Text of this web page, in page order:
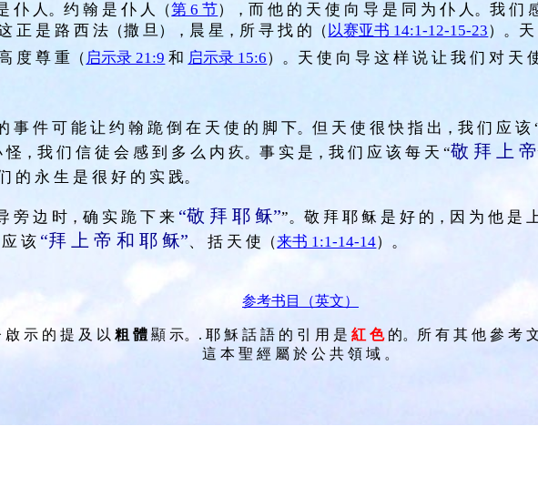
仆 人。约 翰 是 仆 人（第 6 节），而 他 的 天 使 向 导 是 同 为 仆 人。我 们
正 是 路 西 法（撒 旦），晨 星，所 寻 找 的（以赛亚书 14:1-12-15-23）。天
度 尊 重（ 启示录 21:9 和 启示录 15:6）。天 使 向 导 这 样 说 让 我 们 对 天
事 件 可 能 让 约 翰 跪 倒 在 天 使 的 脚 下。但 天 使 很 快 指 出，我 们 应 该
，我 们 信 徒 会 感 到 多 么 内 疚。事 实 是，我 们 应 该 每 天 “敬 拜 上 帝
的 永 生 是 很 好 的 实 践。
旁 边 时，确 实 跪 下 来 “敬 拜 耶 稣””。敬 拜 耶 稣 是 好 的，因 为 他 是
该 “拜 上 帝 和 耶 稣”、 括 天 使（来书 1:1-14-14）。